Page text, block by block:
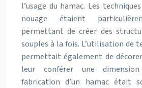
l’usage du hamac. Les
nouage étaient
permettant de créer des
souples à la fois. L’utilisation de
permettait également de
leur conférer une
fabrication d’un hamac était